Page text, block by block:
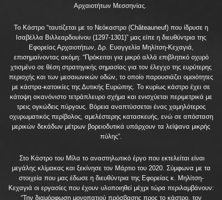
Αρχαιοτήτων Μεσσηνίας.
Το Κάστρο “ταυτίζεται με το Νεόκαστρο (Châteauneuf) που ίδρυσε η
Ισαβέλλα Βιλλεαρδουίνου (1297-1301)” μας είπε η διευθύντρια της
Εφορείας Αρχαιοτήτων, Δρ. Ευαγγελία Μηλίτση-Κεχαγιά,
επισημαίνοντας ακόμη: “Πρόκειται για μικρό αλλά επιβλητικό οχυρό
χτισμένο σε θέση στρατηγικής σημασίας για τον έλεγχο της ευρύτερης
περιοχής και των μεσαιωνικών οδών, το οποίο παρουσιάζει ομοιότητες
με κάστρα-κατοικίες της Δυτικής Ευρώπης. Το κυρίως κάστρο έχει σε
κάτοψη ακανόνιστο τετράπλευρο σχήμα και ενισχύεται περιμετρικά με
τρεις ογκώδεις πύργους. Βόρεια αναπτύσσεται ένας χαμηλότερος
οχυρωματικός περίβολος, αμελέστερης κατασκευής, ενώ σε απόσταση
μερικών δεκάδων μέτρων βορειοδυτικά υπάρχουν τα λείψανα μικρής
πύλης”.
Στο Κάστρο του Μίλα το αναστηλωτικό έργο που εκτελείται είναι
μεγάλης κλίμακας και ξεκίνησε τον Μάρτιο του 2020. Σύμφωνα με τα
στοιχεία που μας έδωσε η διευθύντρια της Εφορείας κ. Μηλίτση-
Κεχαγιά οι εργασίες που έχουν υλοποιηθεί μέχρι τώρα περιλαμβάνουν:
“Την διαμόρφωση μονοπατιού πρόσβασης προς το κάστρο, τον